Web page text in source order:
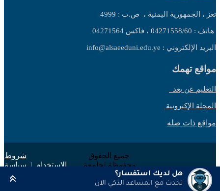
هل لديك استفسار؟
تحدث مع المساعد الذكي الآن
تعز ، الجمهورية اليمنية ، ص.ب : 4999
هاتف : 04271558/60 ، فاكس 04271564
البريد الإلكتروني : info@alsaeeduni.edu.ye
مواقع تهمك
التعليم عن بعد
المجلة الإكترونية
مواقع ذات صله
جميع الحقوق
محفوظة لجامعة
السعيد 2025 ©
شروط
الاستخدام
| سياسة
الخصوصية